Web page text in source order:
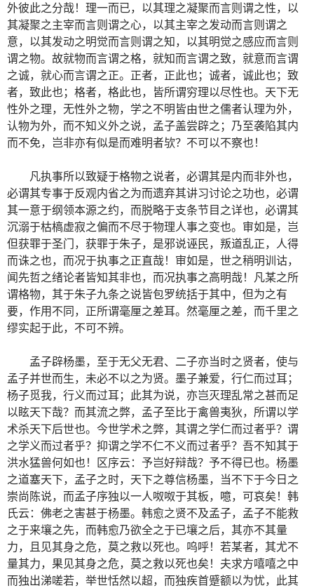
外彼此之分哉！理一而已，以其理之凝聚而言则谓之性，以
其凝聚之主宰而言则谓之心，以其主宰之发动而言则谓之
意，以其发动之明觉而言则谓之知，以其明觉之感应而言则
谓之物。故就物而言谓之格，就知而言谓之致，就意而言谓
之诚，就心而言谓之正。正者，正此也；诚者，诚此也；致
者，致此也；格者，格此也，皆所谓穷理以尽性也。天下无
性外之理，无性外之物，学之不明皆由世之儒者认理为外，
认物为外，而不知义外之说，孟子盖尝辟之；乃至袭陷其内
而不免，岂非亦有似是而难明者欤？不可以不察也！
凡执事所以致疑于格物之说者，必谓其是内而非外也，
必谓其专事于反观内省之为而遗弃其讲习讨论之功也，必谓
其一意于纲领本源之约，而脱略于支条节目之详也，必谓其
沉溺于枯槁虚寂之偏而不尽于物理人事之变也。审如是，岂
但获罪于圣门，获罪于朱子，是邪说诬民，叛道乱正，人得
而诛之也，而况于执事之正直哉！审如是，世之稍明训诂，
闻先哲之绪论者皆知其非也，而况执事之高明哉！凡某之所
谓格物，其于朱子九条之说皆包罗统括于其中，但为之有
要，作用不同，正所谓毫厘之差耳。然毫厘之差，而千里之
缪实起于此，不可不辨。
孟子辟杨墨，至于无父无君、二子亦当时之贤者，使与
孟子并世而生，未必不以之为贤。墨子兼爱，行仁而过耳；
杨子觅我，行义而过耳；此其为说，亦岂灭理乱常之甚而足
以眩天下哉？而其流之弊，孟子至比于禽兽夷狄，所谓以学
术杀天下后世也。今世学术之弊，其谓之学仁而过者乎？谓
之学义而过者乎？抑谓之学不仁不义而过者乎？吾不知其于
洪水猛兽何如也！区序云：予岂好辩哉？予不得已也。杨墨
之道塞天下，孟子之时，天下之尊信杨墨，当不下于今日之
崇尚陈说，而孟子序独以一人呶呶于其板，噫，可哀矣！韩
氏云：佛老之害甚于杨墨。韩愈之贤不及孟子，孟子不能救
之于来壤之先，而韩愈乃欲全之于已壤之后，其亦不其量
力，且见其身之危，莫之救以死也。呜呼！若某者，其尤不
量其力，果见其身之危，莫之救以死也矣！夫求方嘻嘻之中
而独出涕嗟若，举世恬然以超，而独疾首蹙额以为忧，此其